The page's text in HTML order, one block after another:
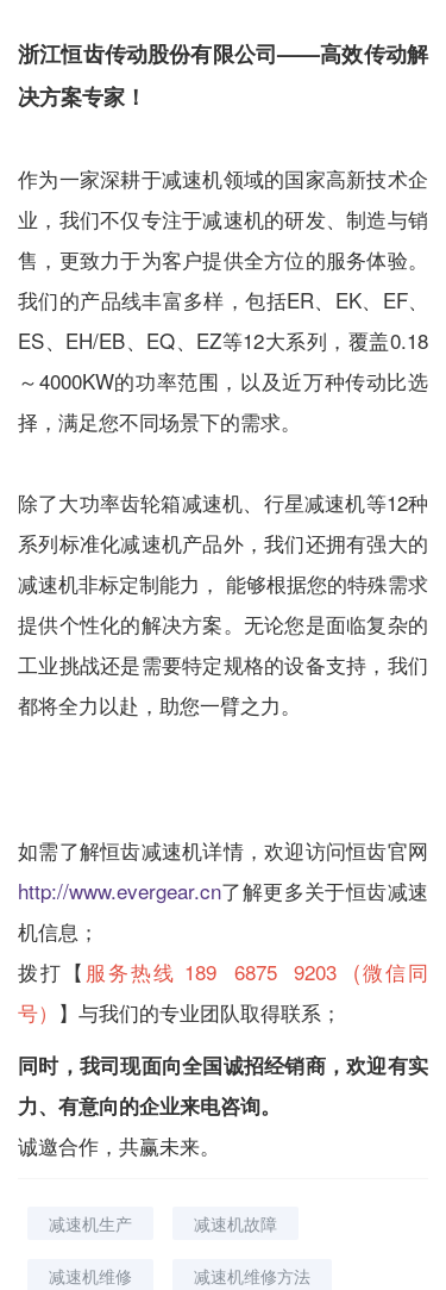
浙江恒齿传动股份有限公司——高效传动解
决方案专家！
作为一家深耕于减速机领域的国家高新技术企
业，我们不仅专注于减速机的研发、制造与销
售，更致力于为客户提供全方位的服务体验。
我们的产品线丰富多样，包括ER、EK、EF、
ES、EH/EB、EQ、EZ等12大系列，覆盖0.18
～4000KW的功率范围，以及近万种传动比选
择，满足您不同场景下的需求。
除了大功率齿轮箱减速机、 行星减速机等12种
系列标准化减速机产品外，我们还拥有强大的
减速机非标定制能力， 能够根据您的特殊需求
提供个性化的解决方案。无论您是面临复杂的
工业挑战还是需要特定规格的设备支持，我们
都将全力以赴，助您一臂之力。
如需了解恒齿减速机详情，欢迎访问恒齿官网
http://www.evergear.cn了解更多关于恒齿减速
机信息；
拨打【 服务热线 189 6875 9203 (微信同
号） 】与我们的专业团队取得联系；
同时，我司现面向全国诚招经销商，欢迎有实
力、有意向的企业来电咨询。
诚邀合作，共赢未来。
减速机生产 减速机故障
减速机维修 减速机维修方法